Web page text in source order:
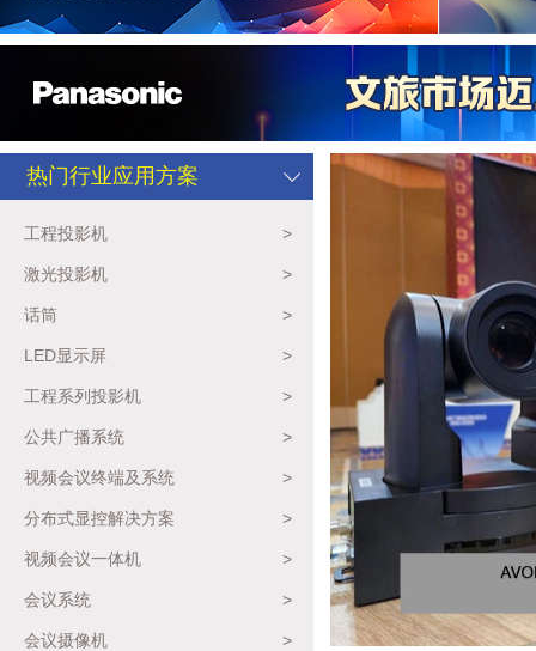
热门行业应用方案
工程投影机 >
激光投影机 >
话筒 >
LED显示屏 >
工程系列投影机 >
公共广播系统 >
视频会议终端及系统 >
分布式显控解决方案 >
视频会议一体机 >
会议系统 >
会议摄像机 >